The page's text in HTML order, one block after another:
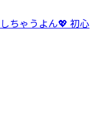
ちゃうよん💖 初心